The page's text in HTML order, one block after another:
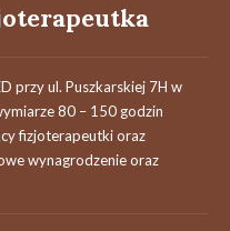
przy ul. Puszkarskiej 7H w
80 – 150 godzin
fizjoterapeutki oraz
wynagrodzenie oraz